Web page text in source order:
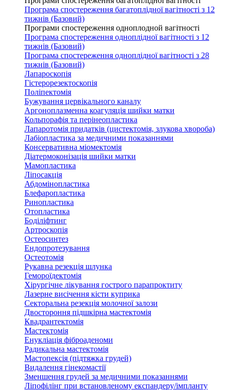
Програма спостереження багатоплідної вагітності з 12
тижнів (Базовий)
Програми спостереження одноплодной вагітності
Програма спостереження одноплідної вагітності з 12
тижнів (Базовий)
Програма спостереження одноплідної вагітності з 28
тижнів (Базовий)
Лапароскопія
Гістерорезектоскопія
Поліпектомія
Бужування цервікального каналу
Аргоноплазменна коагуляція шийки матки
Кольпорафія та перінеопластика
Лапаротомія придатків (цистектомія, злукова хвороба)
Лабіопластика за медичними показаннями
Консервативна міомектомія
Діатермоконізація шийки матки
Мамопластика
Ліпосакція
Абдомінопластика
Блефаропластика
Ринопластика
Отопластика
Боділіфтинг
Артроскопія
Остеосинтез
Ендопротезування
Остеотомія
Рукавна резекція шлунка
Гемороїдектомія
Хірургічне лікування гострого парапроктиту
Лазерне висічення кісти куприка
Секторальна резекція молочної залози
Двостороння підшкірна мастектомія
Квадрантектомія
Мастектомія
Енукліація фіброаденоми
Радикальна мастектомія
Мастопексія (підтяжка грудей)
Видалення гінекомастії
Зменшення грудей за медичними показаннями
Ліпофілінг при встановленому експандеру/імпланту